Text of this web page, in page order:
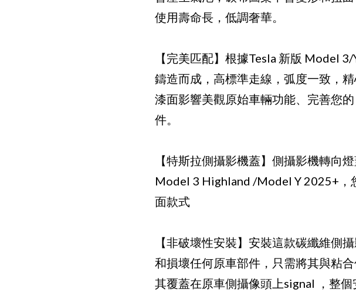
使用壽命長，低調奢華。
【完美匹配】根據Tesla 新版 Model
鑄造而成，高標準走線，弧度一致，
漆面影響美觀原始車輛功能、完善您
件。
【特斯拉側攝影機蓋】側攝影機轉向
Model 3 Highland /Model Y 2025+，
面款式
【非破壞性安裝】安裝這款碳纖維側
和損壞任何原車部件，只需將其與粘
其覆蓋在原車側攝像頭上signal ，整